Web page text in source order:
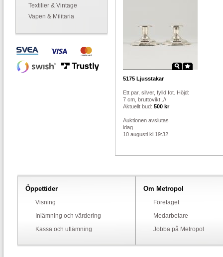
Textilier & Vintage
Vapen & Militaria
5175 Ljusstakar
Ett par, silver, fylld fot. Höjd:
7 cm, bruttovikt..//
Aktuellt bud: 500 kr
Auktionen avslutas
idag
10 augusti kl 19:32
Öppettider
Visning
Inlämning och värdering
Kassa och utlämning
Om Metropol
Företaget
Medarbetare
Jobba på Metropol